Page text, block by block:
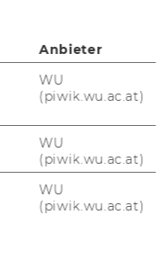
Anbieter
WU
(piwik.wu.ac.at)
WU
(piwik.wu.ac.at)
WU
(piwik.wu.ac.at)